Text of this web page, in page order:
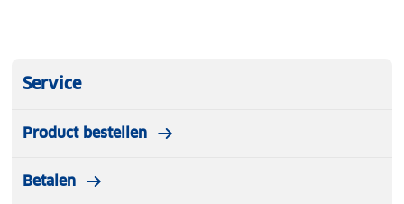
Service
Product bestellen
Betalen